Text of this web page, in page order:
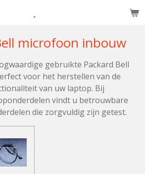
.
microfoon inbouw
gebruikte Packard Bell
voor het herstellen van de
van uw laptop. Bij
vindt u betrouwbare
die zorgvuldig zijn getest.